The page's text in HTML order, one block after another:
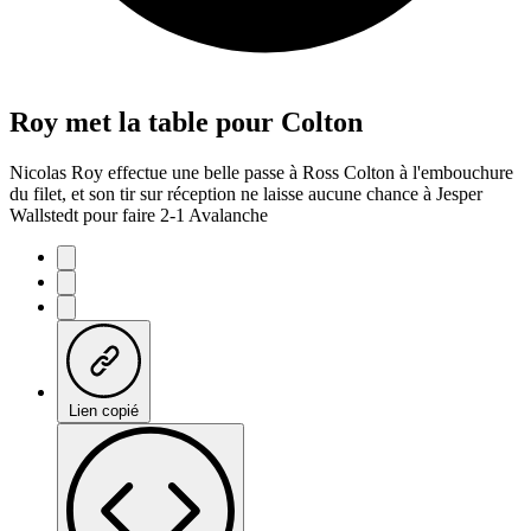
Roy met la table pour Colton
Nicolas Roy effectue une belle passe à Ross Colton à l'embouchure
du filet, et son tir sur réception ne laisse aucune chance à Jesper
Wallstedt pour faire 2-1 Avalanche
Lien copié